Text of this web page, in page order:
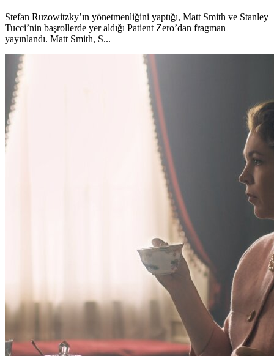
Stefan Ruzowitzky’ın yönetmenliğini yaptığı, Matt Smith ve Stanley
Tucci’nin başrollerde yer aldığı Patient Zero’dan fragman
yayınlandı. Matt Smith, S...